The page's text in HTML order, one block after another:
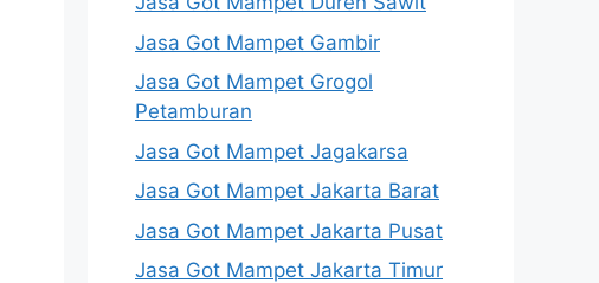
Jasa Got Mampet Gambir
Jasa Got Mampet Grogol
Petamburan
Jasa Got Mampet Jagakarsa
Jasa Got Mampet Jakarta Barat
Jasa Got Mampet Jakarta Pusat
Jasa Got Mampet Jakarta Timur